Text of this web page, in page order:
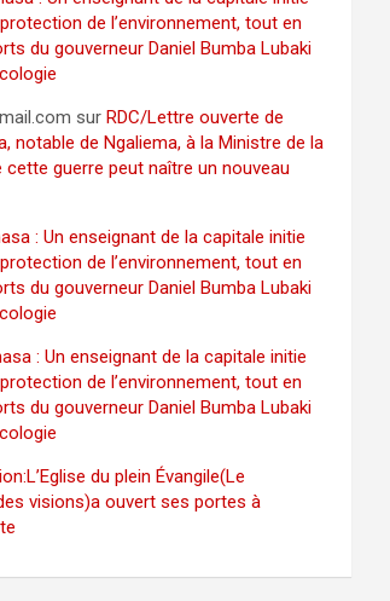
de l’environnement, tout en
du gouverneur Daniel Bumba Lubaki
surRDC/Lettre ouverte de
notable de Ngaliema, à la Ministre de la
cette guerre peut naître un nouveau
: Un enseignant de la capitale initie
de l’environnement, tout en
du gouverneur Daniel Bumba Lubaki
: Un enseignant de la capitale initie
de l’environnement, tout en
du gouverneur Daniel Bumba Lubaki
du plein Évangile(Le
visions)a ouvert ses portes à